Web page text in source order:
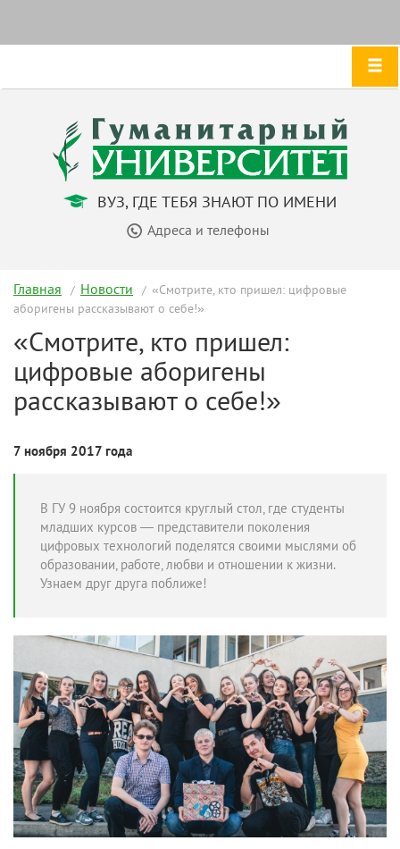
ВУЗ, ГДЕ ТЕБЯ ЗНАЮТ ПО ИМЕНИ
Адреса и телефоны
Главная Новости
«Смотрите, кто пришел: цифровые
аборигены рассказывают о себе!»
«Смотрите, кто пришел:
цифровые аборигены
рассказывают о себе!»
7 ноября 2017 года
В ГУ 9 ноября состоится круглый стол, где студенты
младших курсов — представители поколения
цифровых технологий поделятся своими мыслями об
образовании, работе, любви и отношении к жизни.
Узнаем друг друга поближе!